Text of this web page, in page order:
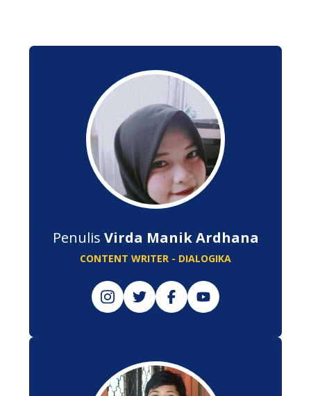
Penulis Virda Manik Ardhana
CONTENT WRITER - DIALOGIKA